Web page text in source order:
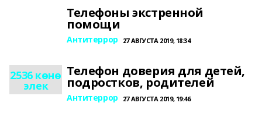
Телефоны экстренной
помощи
Антитеррор 27 АВГУСТА 2019, 18:34
2536 көнө
элек
Телефон доверия для детей,
подростков, родителей
Антитеррор 27 АВГУСТА 2019, 19:46